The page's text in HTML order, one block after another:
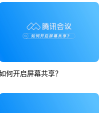
何开启屏幕共享？